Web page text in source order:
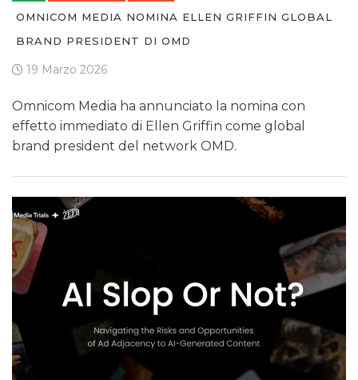
OMNICOM MEDIA NOMINA ELLEN GRIFFIN GLOBAL
BRAND PRESIDENT DI OMD
19 Marzo 2026
Omnicom Media ha annunciato la nomina con
effetto immediato di Ellen Griffin come global
brand president del network OMD.